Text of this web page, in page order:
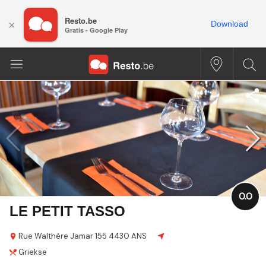
LE PETIT TASSO
Rue Walthère Jamar155 4430 ANS
0.0
Griekse
× Resto.be
Gratis - Google Play
Download